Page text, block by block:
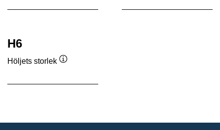
H6
Höljets storlek